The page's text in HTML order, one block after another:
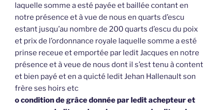
laquelle somme a esté payée et baillée contant en
notre présence et à vue de nous en quarts d’escu
estant jusqu’au nombre de 200 quarts d’escu du poix
et prix de l’ordonnance royale laquelle somme a esté
prinse receue et emportée par ledit Jacques en notre
présence et à veue de nous dont il s’est tenu à content
et bien payé et en a quicté ledit Jehan Hallenault son
frère ses hoirs etc
o condition de grâce donnée par ledit achepteur et